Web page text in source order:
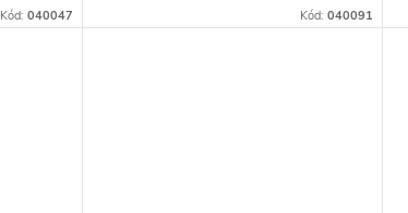
Kód:040047 Kód: 040091